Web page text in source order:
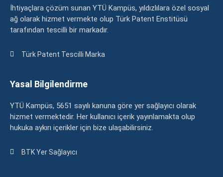
İhtiyaçlara çözüm sunan YTÜ Kampüs, yıldızlılara özel sosyal
ağ olarak hizmet vermekte olup Türk Patent Enstitüsü
tarafından tescilli bir markadır.
Türk Patent Tescilli Marka
Yasal Bilgilendirme
YTÜ Kampüs, 5651 sayılı kanuna göre yer sağlayıcı olarak
hizmet vermektedir. Her kullanıcı içerik yayınlamakta olup
hukuka aykırı içerikler için bize ulaşabilirsiniz.
BTK Yer Sağlayıcı